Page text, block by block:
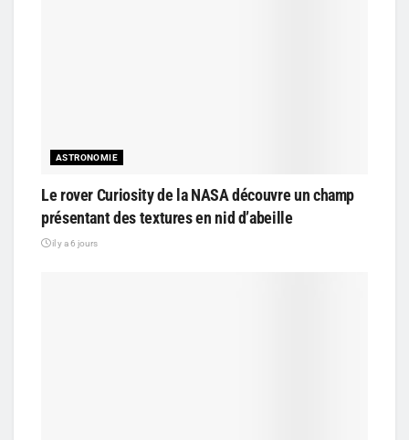
ASTRONOMIE
Le rover Curiosity de la NASA découvre un champ
présentant des textures en nid d’abeille
il y a 6 jours